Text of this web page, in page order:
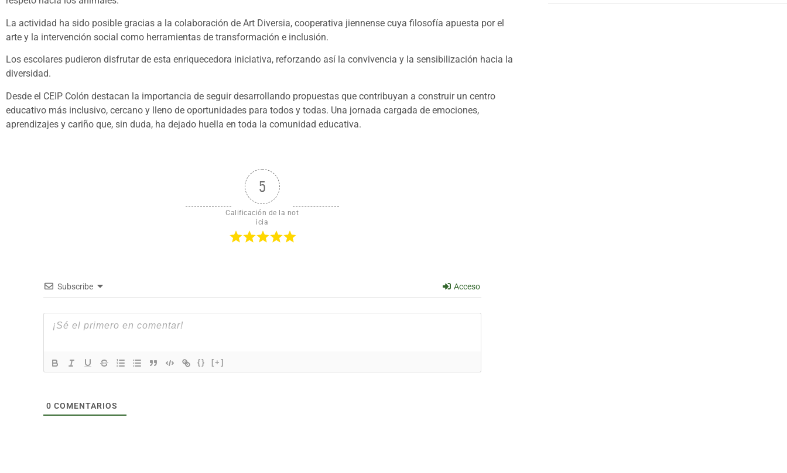
La actividad ha sido posible gracias a la colaboración de Art Diversia, cooperativa jiennense cuya filosofía apuesta por el
arte y la intervención social como herramientas de transformación e inclusión.
Los escolares pudieron disfrutar de esta enriquecedora iniciativa, reforzando así la convivencia y la sensibilización hacia la
diversidad.
Desde el CEIP Colón destacan la importancia de seguir desarrollando propuestas que contribuyan a construir un centro
educativo más inclusivo, cercano y lleno de oportunidades para todos y todas. Una jornada cargada de emociones,
aprendizajes y cariño que, sin duda, ha dejado huella en toda la comunidad educativa.
5
Calificación de la not
icia
Subscribe Acceso
{} [+]
0 COMENTARIOS